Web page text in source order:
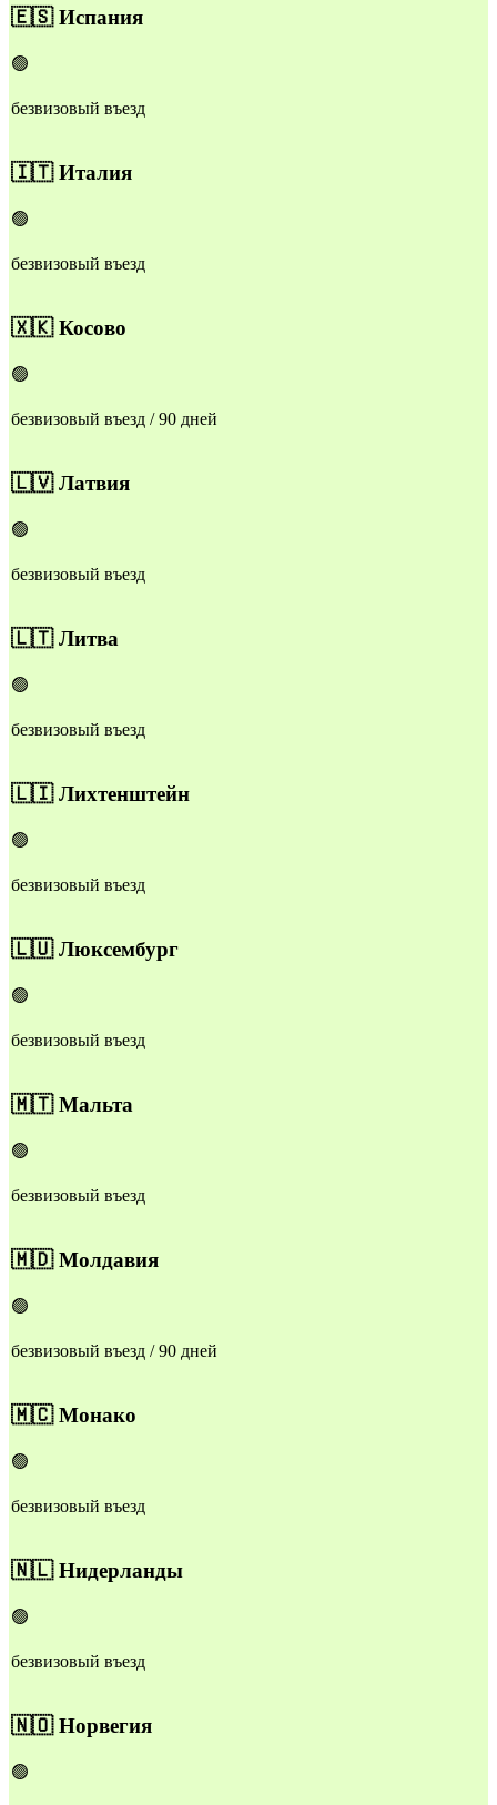
🇪🇸Испания
🟢
безвизовый въезд
🇮🇹Италия
🟢
безвизовый въезд
🇽🇰Косово
🟢
безвизовый въезд / 90 дней
🇱🇻Латвия
🟢
безвизовый въезд
🇱🇹Литва
🟢
безвизовый въезд
🇱🇮Лихтенштейн
🟢
безвизовый въезд
🇱🇺Люксембург
🟢
безвизовый въезд
🇲🇹Мальта
🟢
безвизовый въезд
🇲🇩Молдавия
🟢
безвизовый въезд / 90 дней
🇲🇨Монако
🟢
безвизовый въезд
🇳🇱Нидерланды
🟢
безвизовый въезд
🇳🇴Норвегия
🟢